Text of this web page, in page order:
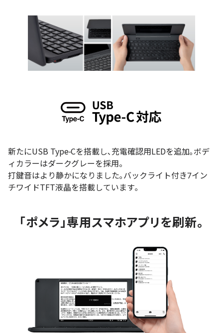
新たにUSB Type-Cを搭載し､充電確認用LEDを追加｡ボデ
ィカラーはダークグレーを採用。
打鍵音はより静かになりました｡バックライト付き7イン
チワイドTFT液晶を搭載しています｡
｢ポメラ｣専用スマホアプリを刷新。